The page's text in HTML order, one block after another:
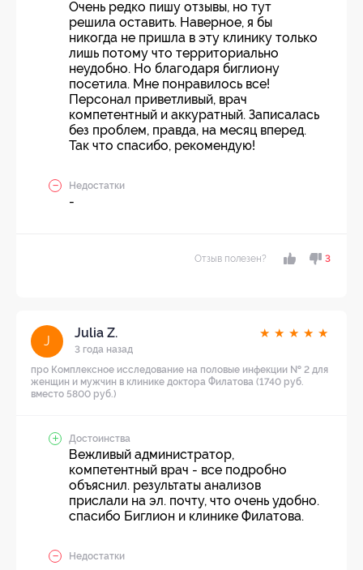
Очень редко пишу отзывы, но тут
решила оставить. Наверное, я бы
никогда не пришла в эту клинику только
лишь потому что территориально
неудобно. Но благодаря биглиону
посетила. Мне понравилось все!
Персонал приветливый, врач
компетентный и аккуратный. Записалась
без проблем, правда, на месяц вперед.
Так что спасибо, рекомендую!
Недостатки
-
Отзыв полезен? 3
J
Julia Z.
3 года назад
★ ★ ★ ★ ★
про Комплексное исследование на половые инфекции № 2 для
женщин и мужчин в клинике доктора Филатова (1740 руб.
вместо 5800 руб.)
Достоинства
Вежливый администратор,
компетентный врач - все подробно
объяснил. результаты анализов
прислали на эл. почту, что очень удобно.
спасибо Биглион и клинике Филатова.
Недостатки